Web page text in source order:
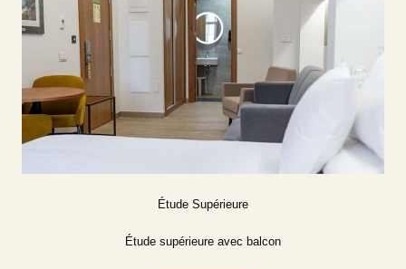
Étude Supérieure
Étude supérieure avec balcon